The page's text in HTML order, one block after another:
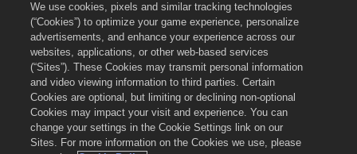
Поддержка магазина
Поддержка игры
Настройки файлов cookie
© Social Point S.L.,2026. Dragon City и логотип Dragon City являются
товарными знаками компании Social Point S.L. Все права защищены.
Компания Zynga, Inc. является оператором магазина Dragon City.
Предложения действительны только в игре Dragon City. Доступность и цена
предложений зависят от региона.
We use cookies, pixels and similar tracking technologies
(“Cookies”) to optimize your game experience, personalize
advertisements, and enhance your experience across our
websites, applications, or other web-based services
(“Sites”). These Cookies may transmit personal information
and video viewing information to third parties. Certain
Cookies are optional, but limiting or declining non-optional
Cookies may impact your visit and experience. You can
change your settings in the Cookie Settings link on our
Sites. For more information on the Cookies we use, please